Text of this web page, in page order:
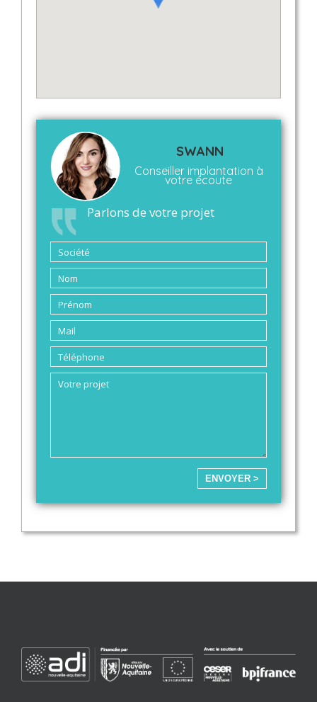
SWANN
Conseiller implantation à
votre écoute
Parlons de votre projet
ENVOYER >